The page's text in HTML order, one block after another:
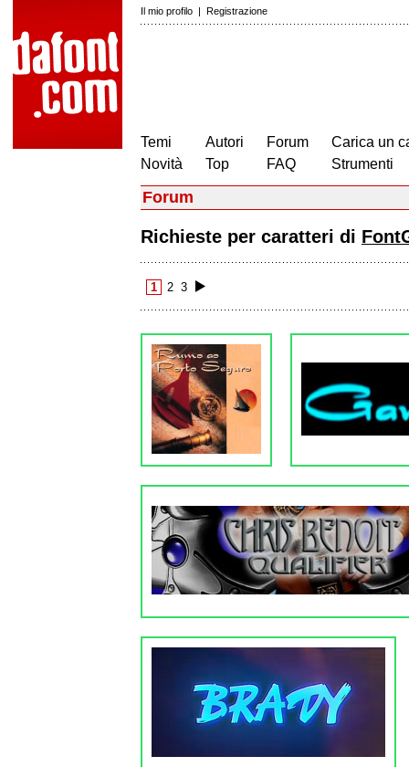
Il mio profilo | Registrazione
Temi
Novità
Autori
Top
Forum
FAQ
Carica un
Strumenti
Forum
Richieste per caratteri di
1 2 3